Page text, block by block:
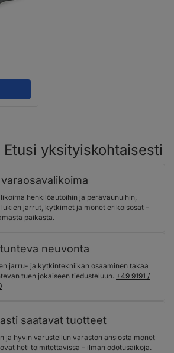
Etusi yksityiskohtaisesti
varaosavalikoima
henkilöautoihin ja perävaunuihin,
jarrut, kytkimet ja monet erikoisosat –
paikasta.
neuvonta
jarru- ja kytkintekniikan osaaminen takaa
tuen jokaiseen tiedusteluun. +49 9191 /
saatavat tuotteet
ja hyvin varustellun varaston ansiosta monet
heti toimitettavissa – ilman odotusaikoja.